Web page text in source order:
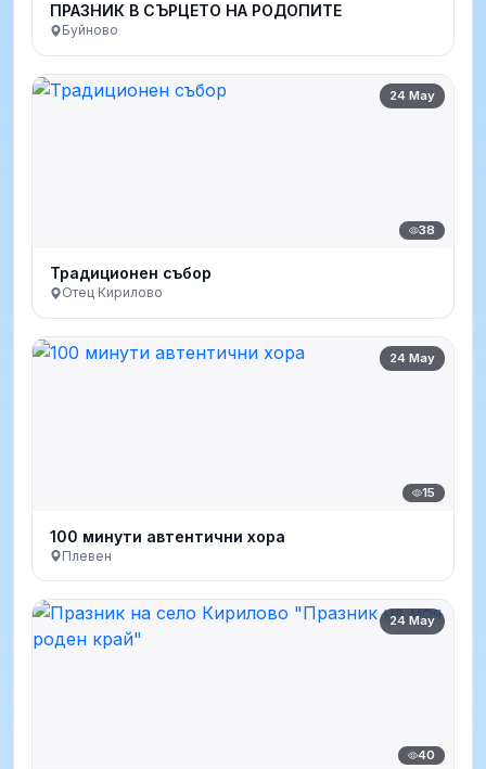
ПРАЗНИК В СЪРЦЕТО НА РОДОПИТЕ
Буйново
24 May
38
Традиционен събор
Отец Кирилово
24 May
15
100 минути автентични хора
Плевен
24 May
40